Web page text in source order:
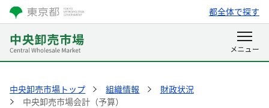
都全体で探す
中央卸売市場トップ 組織情報
財政状況
中央卸売市場会計（予算）